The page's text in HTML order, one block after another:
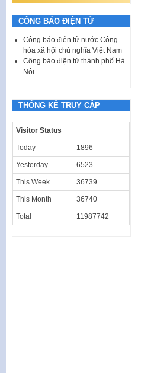
CÔNG BÁO ĐIỆN TỬ
Công báo điện tử nước Cộng
hòa xã hội chủ nghĩa Việt Nam
Công báo điện tử thành phố Hà
Nội
THỐNG KÊ TRUY CẬP
Visitor Status
Today 1896
Yesterday 6523
This Week 36739
This Month 36740
Total 11987742